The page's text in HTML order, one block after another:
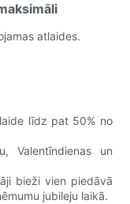
atlaides.
līdz pat 50% no
Valentīndienas un
bieži vien piedāvā
jubileju laikā.